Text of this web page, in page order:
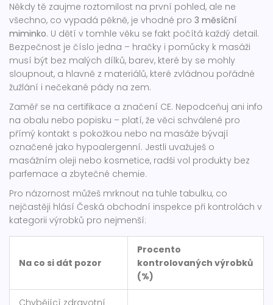
Někdy tě zaujme roztomilost na první pohled, ale ne
všechno, co vypadá pěkně, je vhodné pro 3 měsíční
miminko. U dětí v tomhle věku se fakt počítá každý detail.
Bezpečnost je číslo jedna – hračky i pomůcky k masáži
musí být bez malých dílků, barev, které by se mohly
sloupnout, a hlavně z materiálů, které zvládnou pořádné
žužlání i nečekané pády na zem.
Zaměř se na certifikace a značení CE. Nepodceňuj ani info
na obalu nebo popisku – platí, že věci schválené pro
přímý kontakt s pokožkou nebo na masáže bývají
označené jako hypoalergenní. Jestli uvažuješ o
masážním oleji nebo kosmetice, radši vol produkty bez
parfemace a zbytečné chemie.
Pro názornost můžeš mrknout na tuhle tabulku, co
nejčastěji hlásí Česká obchodní inspekce při kontrolách v
kategorii výrobků pro nejmenší:
Na co si dát pozor
Procento
kontrolovaných výrobků
(%)